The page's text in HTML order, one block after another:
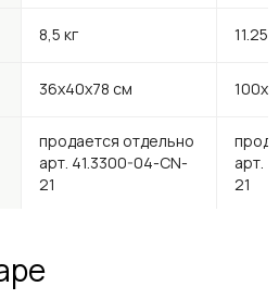
8,5 кг 11.25
36х40х78 см
продается отдельно
арт. 41.3300-04-CN-
21
арт.
21